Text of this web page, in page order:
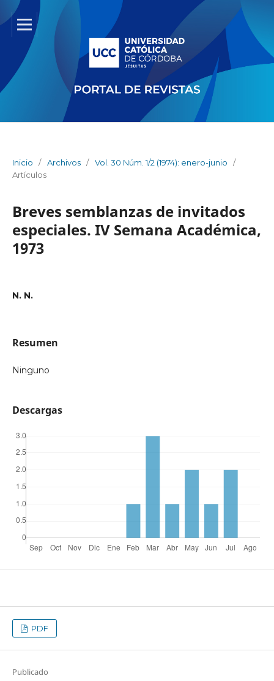
Inicio / Archivos / Vol. 30 Núm. 1/2 (1974): enero-junio
/
Artículos
Breves semblanzas de invitados
especiales. IV Semana Académica,
1973
N. N.
Resumen
Ninguno
Descargas
PDF
Publicado